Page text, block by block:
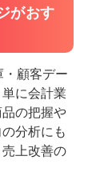
がおす
顧客デー
に会計業
の把握や
分析にも
上改善の